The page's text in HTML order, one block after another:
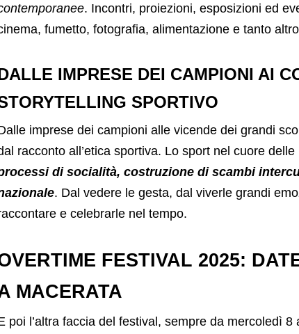
. Incontri, proiezioni, esposizioni ed
fumetto, fotografia, alimentazione e tanto
IMPRESE DEI CAMPIONI AI
SPORTIVO
imprese dei campioni alle vicende dei grandi
racconto all’etica sportiva. Lo sport nel cuore
di socialità, costruzione di scambi
. Dal vedere le gesta, dal viverle grandi
e celebrarle nel tempo.
FESTIVAL 2025:
MACERATA
poi l’altra faccia del festival, sempre da mercoledì